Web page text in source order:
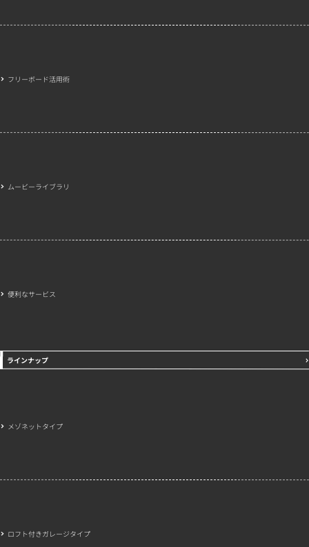
フリーボード活用術
ムービーライブラリ
便利なサービス
ラインナップ
メゾネットタイプ
ロフト付きガレージタイプ